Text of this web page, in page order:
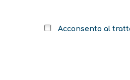
Acconsento al